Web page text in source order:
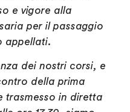
e vigore alla
per il passaggio
appellati.
dei nostri corsi, e
della prima
in diretta